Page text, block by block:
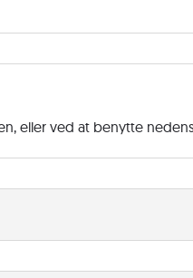
eller ved at benytte